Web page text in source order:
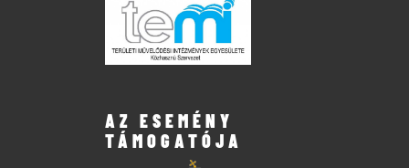
AZ ESEMÉNY
TÁMOGATÓJA